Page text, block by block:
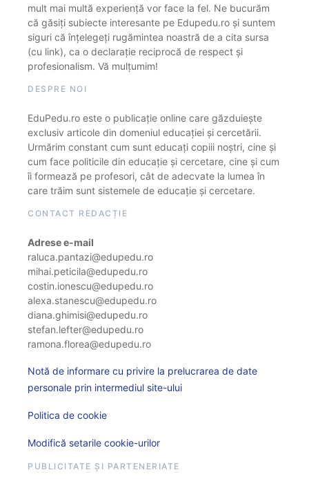
mult mai multă experiență vor face la fel. Ne bucurăm
că găsiți subiecte interesante pe Edupedu.ro și suntem
siguri că înțelegeți rugămintea noastră de a cita sursa
(cu link), ca o declarație reciprocă de respect și
profesionalism. Vă mulțumim!
DESPRE NOI
EduPedu.ro este o publicație online care găzduiește
exclusiv articole din domeniul educației și cercetării.
Urmărim constant cum sunt educați copiii noștri, cine și
cum face politicile din educație și cercetare, cine și cum
îi formează pe profesori, cât de adecvate la lumea în
care trăim sunt sistemele de educație și cercetare.
CONTACT REDACȚIE
Adrese e-mail
raluca.pantazi@edupedu.ro
mihai.peticila@edupedu.ro
costin.ionescu@edupedu.ro
alexa.stanescu@edupedu.ro
diana.ghimisi@edupedu.ro
stefan.lefter@edupedu.ro
ramona.florea@edupedu.ro
Notă de informare cu privire la prelucrarea de date
personale prin intermediul site-ului
Politica de cookie
Modifică setarile cookie-urilor
PUBLICITATE ȘI PARTENERIATE